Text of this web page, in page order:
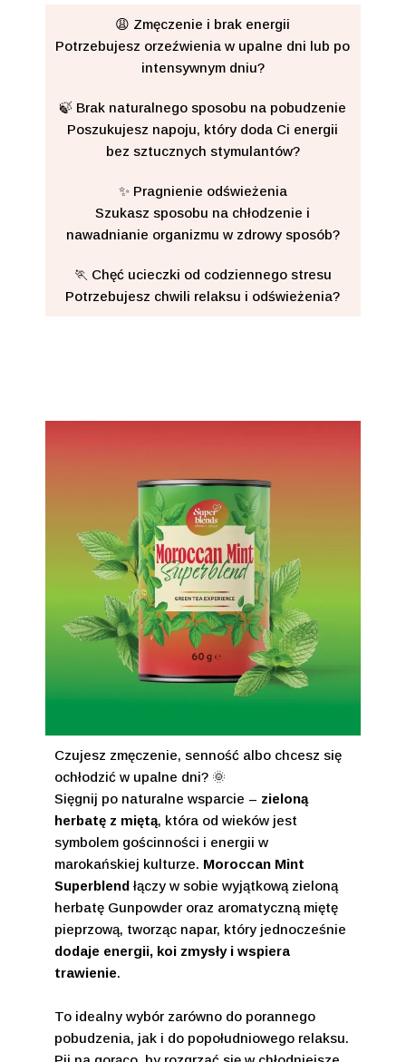
😩 Zmęczenie i brak energii
Potrzebujesz orzeźwienia w upalne dni lub po
intensywnym dniu?
🍃 Brak naturalnego sposobu na pobudzenie
Poszukujesz napoju, który doda Ci energii
bez sztucznych stymulantów?
✨ Pragnienie odświeżenia
Szukasz sposobu na chłodzenie i
nawadnianie organizmu w zdrowy sposób?
🏃 Chęć ucieczki od codziennego stresu
Potrzebujesz chwili relaksu i odświeżenia?
Czujesz zmęczenie, senność albo chcesz się
ochłodzić w upalne dni? 🌞
Sięgnij po naturalne wsparcie – zieloną
herbatę z miętą, która od wieków jest
symbolem gościnności i energii w
marokańskiej kulturze. Moroccan Mint
Superblend łączy w sobie wyjątkową zieloną
herbatę Gunpowder oraz aromatyczną miętę
pieprzową, tworząc napar, który jednocześnie
dodaje energii, koi zmysły i wspiera
trawienie.
To idealny wybór zarówno do porannego
pobudzenia, jak i do popołudniowego relaksu.